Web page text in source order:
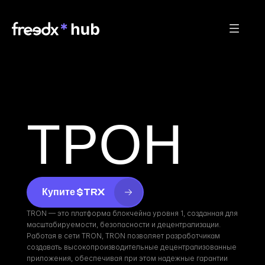
ТРОН
Купите $TRX
TRON — это платформа блокчейна уровня 1, созданная для
масштабируемости, безопасности и децентрализации.
Работая в сети TRON, TRON позволяет разработчикам
создавать высокопроизводительные децентрализованные
приложения, обеспечивая при этом надежные гарантии